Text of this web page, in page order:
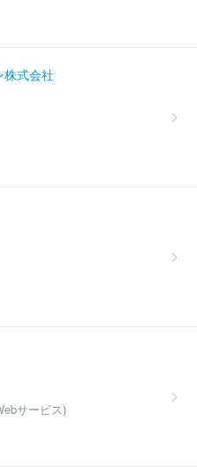
ン
Ｈホールディングス株式会社
株式会社
サービス)